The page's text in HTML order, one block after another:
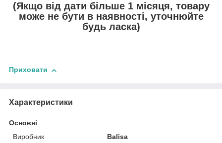
(Якщо від дати більше 1 місяця, товару
може не бути в наявності, уточнюйте
будь ласка)
Приховати
Характеристики
Основні
Виробник
Balisa